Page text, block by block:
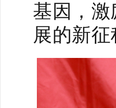
基因，
展的新